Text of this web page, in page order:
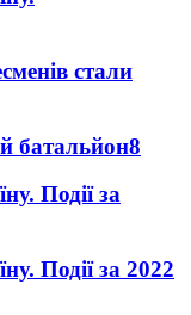
стали
батальйон8
Події за
Події за 2022